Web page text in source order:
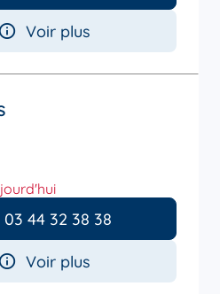
Voir plus
03 44 32 38 38
Voir plus